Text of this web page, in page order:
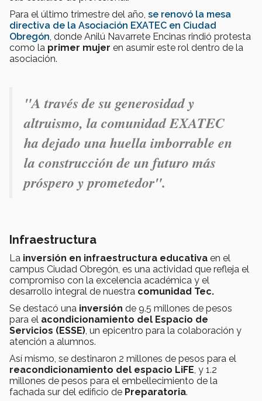
Para el último trimestre del año, se renovó la mesa
directiva de la Asociación EXATEC en Ciudad
Obregón, donde Anilú Navarrete Encinas rindió protesta
como la primer mujer en asumir este rol dentro de la
asociación.
"A través de su generosidad y
altruismo, la comunidad EXATEC
ha dejado una huella imborrable en
la construcción de un futuro más
próspero y prometedor".
Infraestructura
La inversión en infraestructura educativa en el
campus Ciudad Obregón, es una actividad que refleja el
compromiso con la excelencia académica y el
desarrollo integral de nuestra comunidad Tec.
Se destacó una inversión de 9.5 millones de pesos
para el acondicionamiento del Espacio de
Servicios (ESSE), un epicentro para la colaboración y
atención a alumnos.
Así mismo, se destinaron 2 millones de pesos para el
reacondicionamiento del espacio LiFE, y 1.2
millones de pesos para el embellecimiento de la
fachada sur del edificio de Preparatoria.